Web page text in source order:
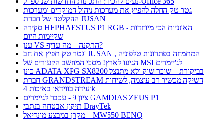
גטר טק החלה להפיץ את מערכות ניהול המוקדים ומערכות
ההקלטה של חברת JUSAN
סקירה HEPHAESTUS P1 RGB - האוזניות הכי מיוחדות
שקיימות היום
ענן VS התקנה – מה עדיף?
גטר טק תפיץ את חב' JUSAN , המתמחה בפתרונות טלפוניה
הגיעו לארץ! מסכי המחשב הקעורים של MSI לג'יימרים
כונן ADATA XPG SX8200 בביקורת – שובר שוק ולא מתנצל
חברת GRANDSTREAM השיקה מכשיר רב עוצמה, לשיחות
ועידה בווידאו באיכות 4k
ציון 9 - עכבר לגיימרים GAMDIAS ZEUS P1
תיקון אבטחה בנתבי DrayTek
מקרן במבצע מונדיאל – MW550 BENQ